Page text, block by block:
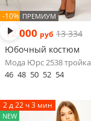
-10% ПРЕМИУМ
12 000 руб 13 334
Юбочный костюм
Мода Юрс 2538 тройка
46 48 50 52 54
2 д 22 ч 3 мин
NEW